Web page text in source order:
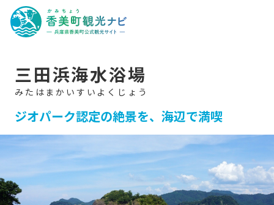
香
美
町
ナ
ビ
-
兵
庫
県
香
美
町
公
式
観
光
サ
三田浜海水浴場
ジオパーク認定の絶景を、海辺で満喫